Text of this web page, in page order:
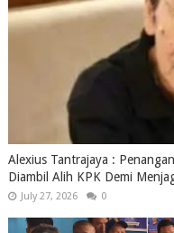
Alexius Tantrajaya :
Diambil Alih KPK Demi
July 27, 2026 0